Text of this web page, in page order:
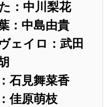
：中川梨花
：中島由貴
ェイロ：武田
石見舞菜香
佳原萌枝